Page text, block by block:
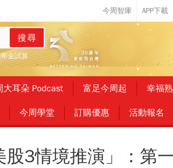
搜尋
金試算
大耳朵 Podcast 富足今周起 幸福
今周學堂 訂購優惠 活動報名
股3情境推演」：第